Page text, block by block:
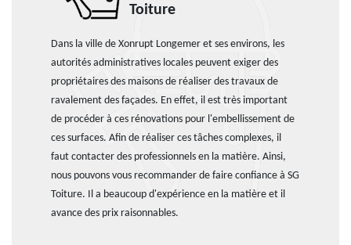
Toiture
Dans la ville de Xonrupt Longemer et ses environs, les
autorités administratives locales peuvent exiger des
propriétaires des maisons de réaliser des travaux de
ravalement des façades. En effet, il est très important
de procéder à ces rénovations pour l'embellissement de
ces surfaces. Afin de réaliser ces tâches complexes, il
faut contacter des professionnels en la matière. Ainsi,
nous pouvons vous recommander de faire confiance à SG
Toiture. Il a beaucoup d'expérience en la matière et il
avance des prix raisonnables.